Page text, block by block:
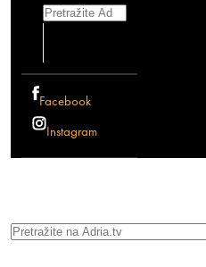
Search
Facebook
Instagram
Search